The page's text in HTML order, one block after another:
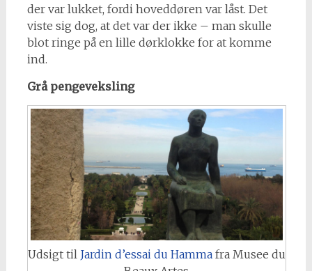
der var lukket, fordi hoveddøren var låst. Det
viste sig dog, at det var der ikke – man skulle
blot ringe på en lille dørklokke for at komme
ind.
Grå pengeveksling
Udsigt til Jardin d’essai du Hammafra Musee du